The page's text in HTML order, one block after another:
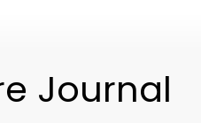
Journal